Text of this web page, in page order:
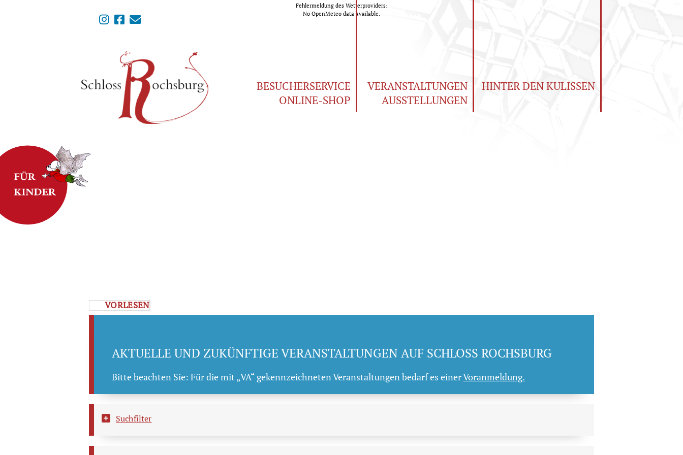
Fehlermeldung des Wetterproviders:
No OpenMeteo data available.
BESUCHERSERVICE
ONLINE-SHOP
VERANSTALTUNGEN
AUSSTELLUNGEN
HINTER DEN KULISSEN
VORLESEN
AKTUELLE UND ZUKÜNFTIGE VERANSTALTUNGEN AUF SCHLOSS ROCHSBURG
Bitte beachten Sie: Für die mit „VA“ gekennzeichneten Veranstaltungen bedarf es einerVoranmeldung.
Suchfilter